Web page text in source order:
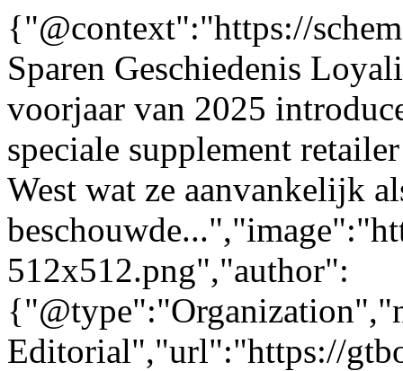
{"@context":"https://
Sparen Geschiedenis
voorjaar van 2025
speciale supplement
West wat ze aanvankelijk
512x512.png","author":
Editorial","url":"https://